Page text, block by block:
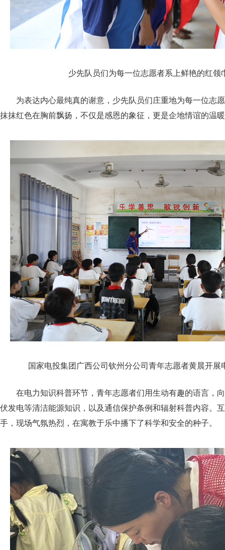
少先队员们为每一位志愿者系上鲜艳的红领
为表达内心最纯真的谢意，少先队员们庄重地为每一位志
抹抹红色在胸前飘扬，不仅是感恩的象征，更是企地情谊的温
国家电投集团广西公司钦州分公司青年志愿者黄晨开展
在电力知识科普环节，青年志愿者们用生动有趣的语言，
伏发电等清洁能源知识，以及通信保护条例和辐射科普内容。
手，现场气氛热烈，在寓教于乐中播下了科学和安全的种子。